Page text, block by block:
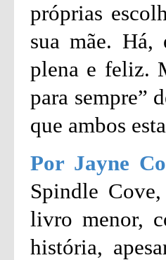
próprias
sua mãe. Há,
plena e feliz.
para sempre”
que ambos
Por Jayne
Spindle
livro menor,
história,